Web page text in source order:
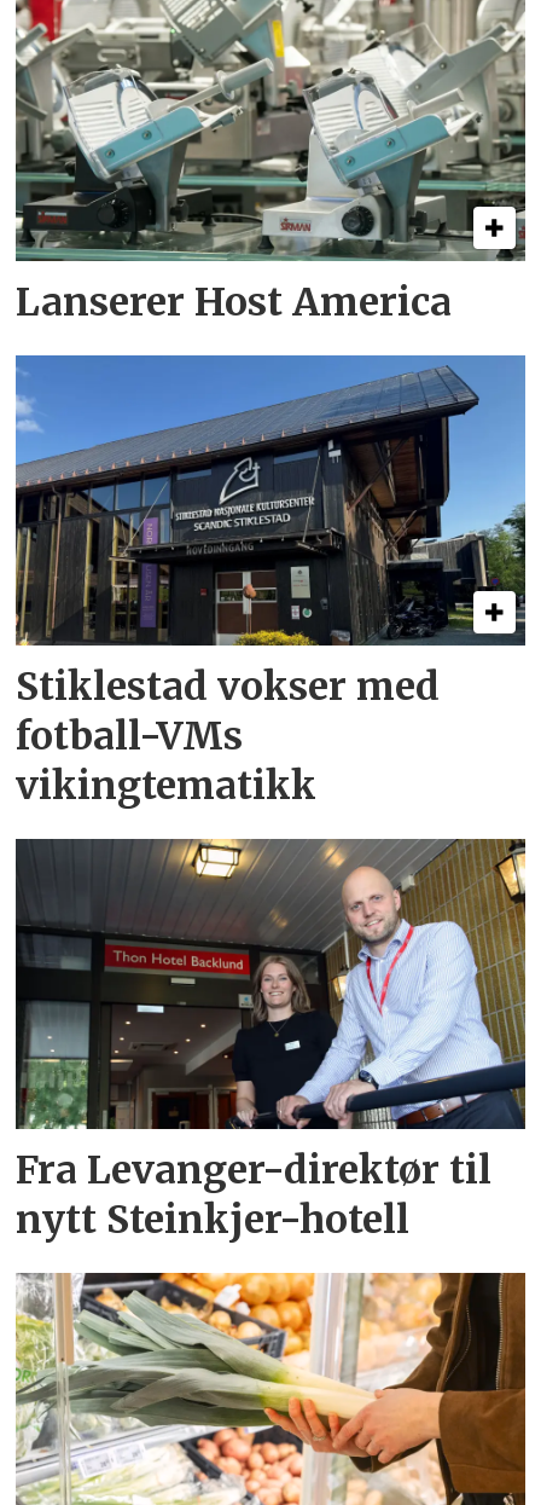
Lanserer Host America
Stiklestad vokser med
fotball-VMs
vikingtematikk
Fra Levanger-direktør til
nytt Steinkjer-hotell